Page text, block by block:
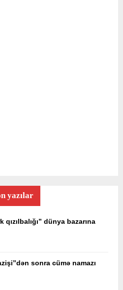
yazılar
dünya bazarına
sonra cümə namazı